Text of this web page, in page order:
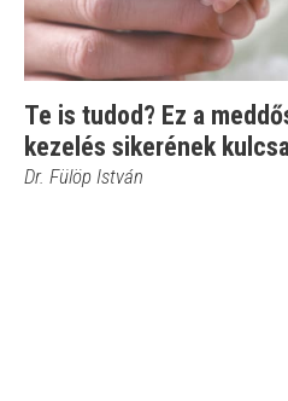
Te is tudod? Ez a
kezelés sikerének
Dr. Fülöp István